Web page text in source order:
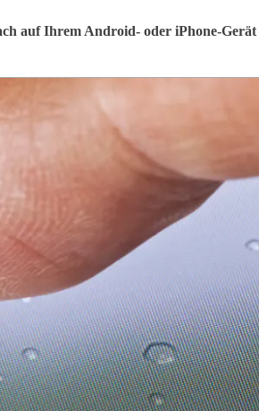
auf Ihrem Android- oder iPhone-Gerät